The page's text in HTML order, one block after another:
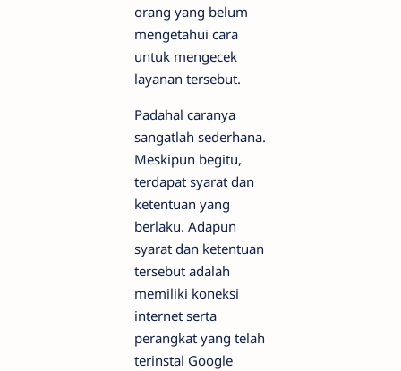
orang yang belum
mengetahui cara
untuk mengecek
layanan tersebut.
Padahal caranya
sangatlah sederhana.
Meskipun begitu,
terdapat syarat dan
ketentuan yang
berlaku. Adapun
syarat dan ketentuan
tersebut adalah
memiliki koneksi
internet serta
perangkat yang telah
terinstal Google